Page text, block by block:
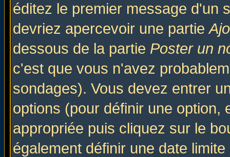
éditez le premier message d'un
devriez apercevoir une partie
dessous de la partie Poster un
c'est que vous n'avez
sondages). Vous devez entrer
options (pour définir une option,
appropriée puis cliquez sur le
également définir une date